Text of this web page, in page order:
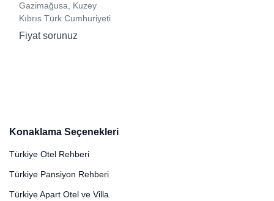
Gazimağusa, Kuzey
Kıbrıs Türk Cumhuriyeti
Fiyat sorunuz
Konaklama Seçenekleri
Türkiye Otel Rehberi
Türkiye Pansiyon Rehberi
Türkiye Apart Otel ve Villa